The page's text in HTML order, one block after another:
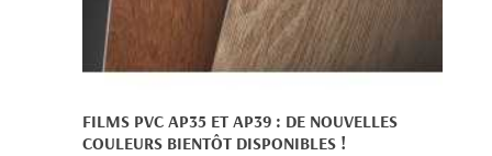
FILMS PVC AP35 ET AP39 : DE NOUVELLES
COULEURS BIENTÔT DISPONIBLES !